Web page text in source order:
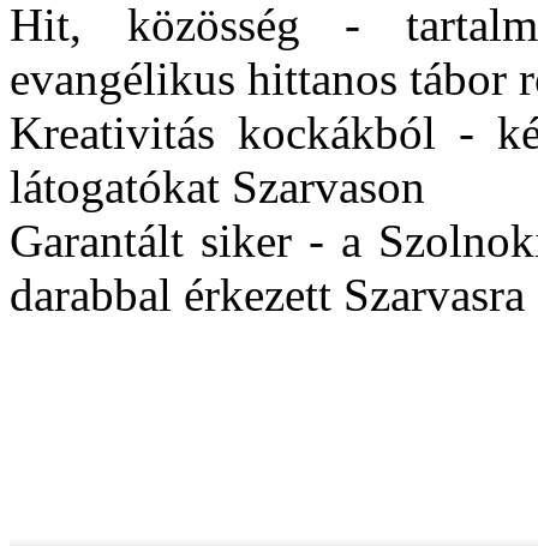
Hit, közösség -
evangélikus hittanos tábor
Kreativitás kockákból -
látogatókat Szarvason
Garantált siker - a
darabbal érkezett Szarvasra